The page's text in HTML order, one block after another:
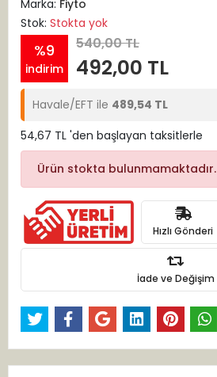
Marka: Fiyto
Stok: Stokta yok
%9
indirim
540,00 TL
492,00 TL
Havale/EFT ile 489,54 TL
54,67 TL 'den başlayan taksitlerle
Ürün stokta bulunmamaktadır.
Hızlı Gönderi
İade ve Değişim